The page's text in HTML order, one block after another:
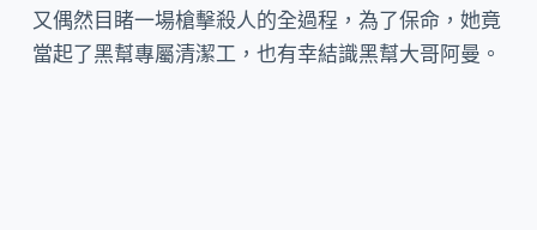
又偶然目睹一場槍擊殺人的全過程，為了保命，她竟
當起了黑幫專屬清潔工，也有幸結識黑幫大哥阿曼。